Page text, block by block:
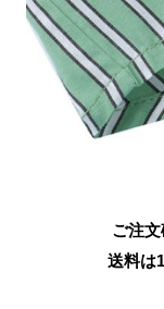
ご注
送料は